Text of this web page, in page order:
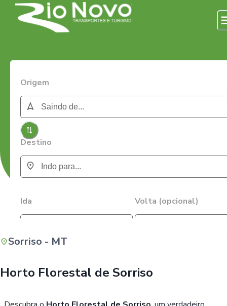
Origem
Destino
Ida Volta (opcional)
Sorriso - MT
Horto Florestal de Sorriso